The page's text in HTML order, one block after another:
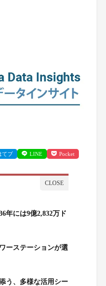
てブ LINE Pocket
年には9億2,832万ド
ーステーションが選
う、多様な活用シー